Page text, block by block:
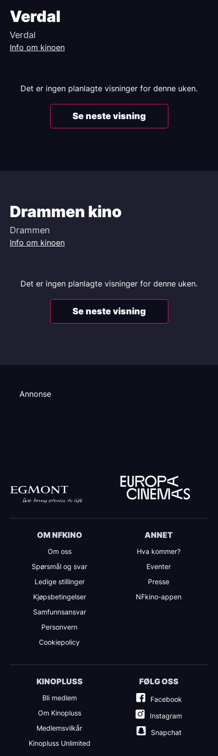
Verdal
Verdal
Info om kinoen
Det er ingen planlagte visninger for denne uken.
Se neste visning
Drammen kino
Drammen
Info om kinoen
Det er ingen planlagte visninger for denne uken.
Se neste visning
Annonse
OM NFKINO
Om oss
Spørsmål og svar
Ledige stillinger
Kjøpsbetingelser
Samfunnsansvar
Personvern
Cookiepolicy
ANNET
Hva kommer?
Eventer
Presse
NFkino-appen
KINOPLUSS
Bli medlem
Om Kinopluss
Medlemsvilkår
Kinopluss Unlimited
FØLG OSS
Facebook
Instagram
Snapchat